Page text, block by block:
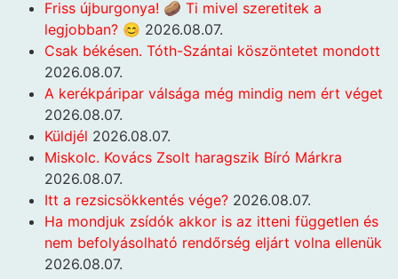
Friss újburgonya! 🥔 Ti mivel szeretitek a
legjobban? 😊 2026.08.07.
Csak békésen. Tóth-Szántai köszöntetet mondott
2026.08.07.
A kerékpáripar válsága még mindig nem ért véget
2026.08.07.
Küldjél 2026.08.07.
Miskolc. Kovács Zsolt haragszik Bíró Márkra
2026.08.07.
Itt a rezsicsökkentés vége? 2026.08.07.
Ha mondjuk zsídók akkor is az itteni független és
nem befolyásolható rendőrség eljárt volna ellenük
2026.08.07.